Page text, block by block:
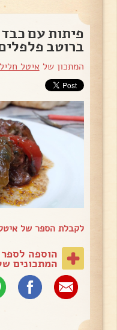
פיתות עם
ברוטב
המתכון של איטל
לקבלת הספר של
הוספה לספר
המתכונים